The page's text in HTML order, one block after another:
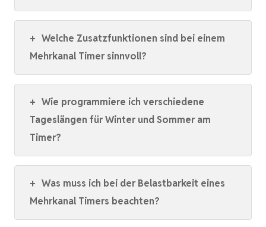
+ Welche Zusatzfunktionen sind bei einem
Mehrkanal Timer sinnvoll?
+ Wie programmiere ich verschiedene
Tageslängen für Winter und Sommer am
Timer?
+ Was muss ich bei der Belastbarkeit eines
Mehrkanal Timers beachten?